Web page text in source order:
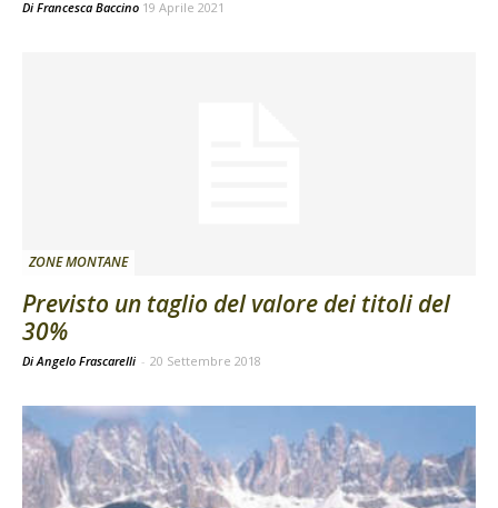
Di Francesca Baccino 19 Aprile 2021
ZONE MONTANE
Previsto un taglio del valore dei titoli del
30%
Di Angelo Frascarelli - 20 Settembre 2018